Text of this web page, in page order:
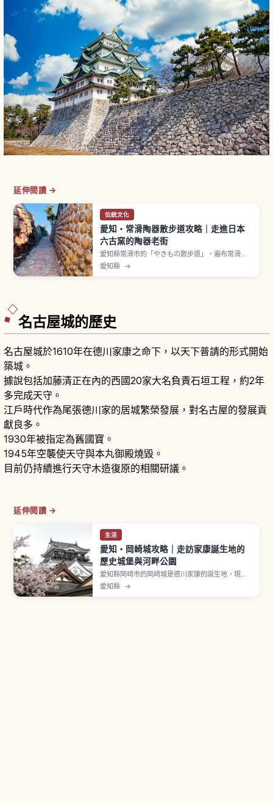
延伸閱讀 →
伝統文化
愛知・常滑陶器散步道攻略｜走進日本
六古窯的陶器老街
愛知縣常滑市的「やきもの散步道」，遍布常滑燒
工房、紅磚煙囪、陶管坡道與招財貓，是能感受日
愛知縣 →
名古屋城的歷史
名古屋城於1610年在德川家康之命下，以天下普請的形式開始
築城。
據說包括加藤清正在內的西國20家大名負責石垣工程，約2年
多完成天守。
江戶時代作為尾張德川家的居城繁榮發展，對名古屋的發展貢
獻良多。
1930年被指定為舊國寶。
1945年空襲使天守與本丸御殿燒毀。
目前仍持續進行天守木造復原的相關研議。
延伸閱讀 →
生活
愛知・岡崎城攻略｜走訪家康誕生地的
歷史城堡與河畔公園
愛知縣岡崎市的岡崎城是德川家康的誕生地，現今
以重建天守閣、歷史資料館以及櫻花盛開的岡崎公
愛知縣 →